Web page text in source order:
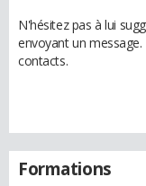
N'hésitez pas à lui
envoyant un
contacts.
Formations